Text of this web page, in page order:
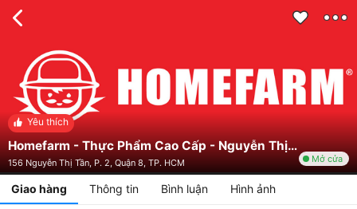
Yêu thích
Homefarm - Thực Phẩm Cao Cấp - Nguyễn Thị Tần
156 Nguyễn Thị Tần, P. 2, Quận 8, TP. HCM Mở cửa
Giao hàng Thông tin Bình luận Hình ảnh